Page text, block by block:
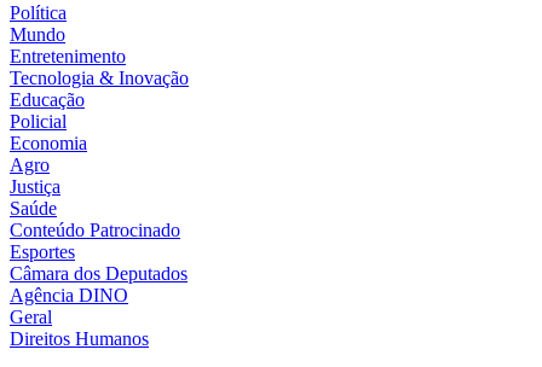
Política
Mundo
Entretenimento
Tecnologia & Inovação
Educação
Policial
Economia
Agro
Justiça
Saúde
Conteúdo Patrocinado
Esportes
Câmara dos Deputados
Agência DINO
Geral
Direitos Humanos